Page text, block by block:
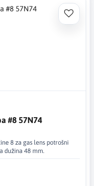
#8 57N74
8 za gas lens potrošni
dužina 48 mm.